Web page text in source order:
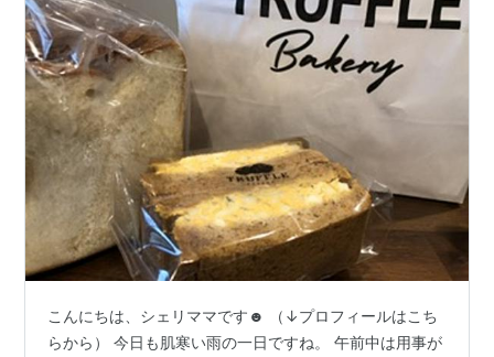
こんにちは、シェリママです☻ （↓プロフィールはこち
らから） 今日も肌寒い雨の一日ですね。 午前中は用事が